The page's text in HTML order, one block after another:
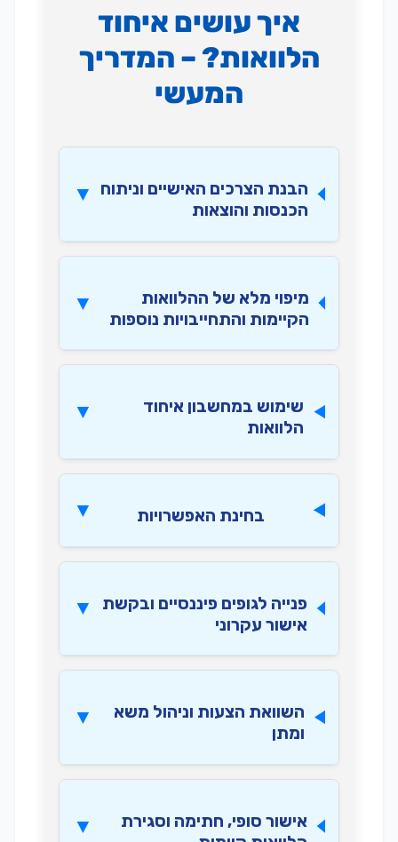
איך עושים איחוד
הלוואות? – המדריך
המעשי
הבנת הצרכים האישיים וניתוח
הכנסות והוצאות
מיפוי מלא של ההלוואות
הקיימות והתחייבויות נוספות
שימוש במחשבון איחוד
הלוואות
בחינת האפשרויות
פנייה לגופים פיננסיים ובקשת
אישור עקרוני
השוואת הצעות וניהול משא
ומתן
אישור סופי, חתימה וסגירת